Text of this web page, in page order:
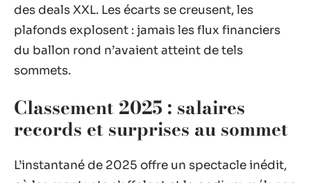
des deals XXL. Les écarts se creusent, les
plafonds explosent : jamais les flux financiers
du ballon rond n’avaient atteint de tels
sommets.
Classement 2025 : salaires
records et surprises au sommet
L’instantané de 2025 offre un spectacle inédit,